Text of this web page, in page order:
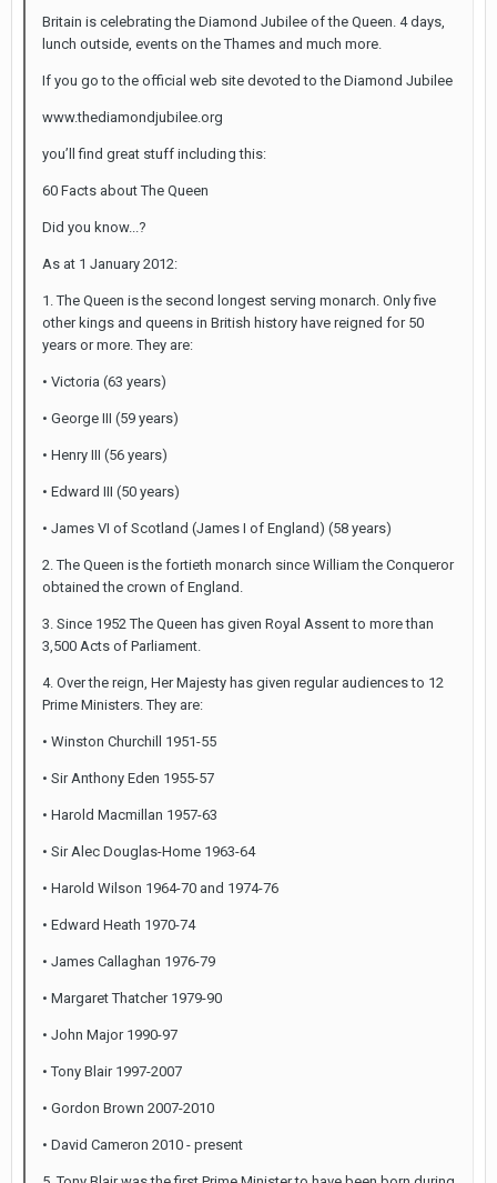
Britain is celebrating the Diamond Jubilee of the Queen. 4 days,
lunch outside, events on the Thames and much more.
If you go to the official web site devoted to the Diamond Jubilee
www.thediamondjubilee.org
you’ll find great stuff including this:
60 Facts about The Queen
Did you know...?
As at 1 January 2012:
1. The Queen is the second longest serving monarch. Only five
other kings and queens in British history have reigned for 50
years or more. They are:
• Victoria (63 years)
• George III (59 years)
• Henry III (56 years)
• Edward III (50 years)
• James VI of Scotland (James I of England) (58 years)
2. The Queen is the fortieth monarch since William the Conqueror
obtained the crown of England.
3. Since 1952 The Queen has given Royal Assent to more than
3,500 Acts of Parliament.
4. Over the reign, Her Majesty has given regular audiences to 12
Prime Ministers. They are:
• Winston Churchill 1951-55
• Sir Anthony Eden 1955-57
• Harold Macmillan 1957-63
• Sir Alec Douglas-Home 1963-64
• Harold Wilson 1964-70 and 1974-76
• Edward Heath 1970-74
• James Callaghan 1976-79
• Margaret Thatcher 1979-90
• John Major 1990-97
• Tony Blair 1997-2007
• Gordon Brown 2007-2010
• David Cameron 2010 - present